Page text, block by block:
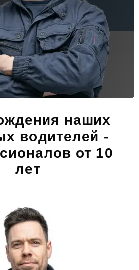
наших
водителей -
от 10
лет